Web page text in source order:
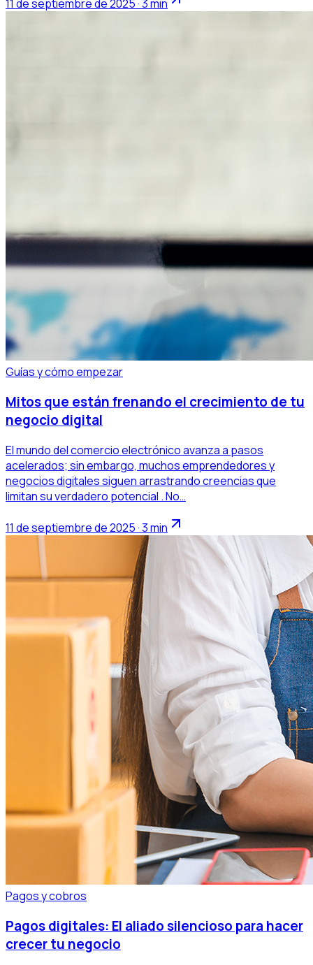
11 de septiembre de 2025 · 3 min
Guías y cómo empezar
Mitos que están frenando el crecimiento de tu
negocio digital
El mundo del comercio electrónico avanza a pasos
acelerados; sin embargo, muchos emprendedores y
negocios digitales siguen arrastrando creencias que
limitan su verdadero potencial . No…
11 de septiembre de 2025 · 3 min
Pagos y cobros
Pagos digitales: El aliado silencioso para hacer
crecer tu negocio